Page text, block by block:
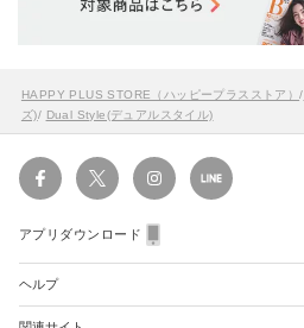
HAPPY PLUS STORE（ハッピープラスストア）/
ズ)/ Dual Style(デュアルスタイル)
アプリダウンロード
ヘルプ